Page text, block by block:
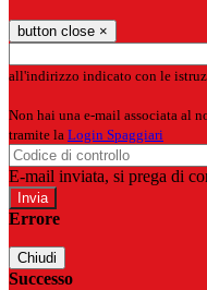
button close ×
all'indirizzo indicato con le
Non hai una e-mail associata al
tramite la Login Spaggiari
E-mail inviata, si prega di
Errore
Chiudi
Successo